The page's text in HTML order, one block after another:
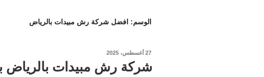
الوسم: افضل شركة رش مبيدات بالرياض
نُشر
27 أغسطس، 2025